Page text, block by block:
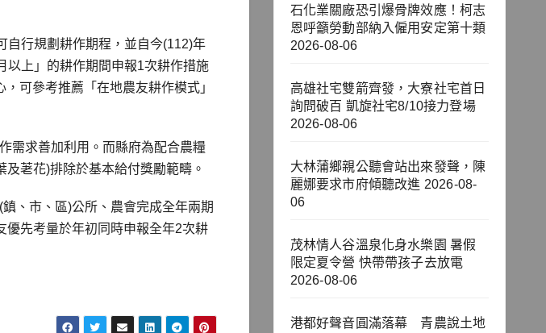
自行規劃耕作期程，並自今(112)年
以上」的耕作期間申報1次耕作措施
可參考推薦「在地農友耕作模式」
需求善加利用。而縣府為配合農糧
荖花)排除於基本給付獎勵範疇。
、市、區)公所、農會完成全年兩期
優先考量於年初同時申報全年2次耕
石化業關廠恐引爆骨牌效應！柯志
恩呼籲勞動部納入僱用安定第十類
2026-08-06
高雄社宅雙箭齊發，大寮社宅首日
詢問破百 凱旋社宅8/10接力登場
2026-08-06
大林蒲鄉親公聽會站出來發聲，陳
麗娜要求市府傾聽改進 2026-08-
06
茂林情人谷溫泉化身水樂園 暑假
限定夏令營 快帶帶孩子去放電
2026-08-06
港都好聲音圓滿落幕 青農說土地